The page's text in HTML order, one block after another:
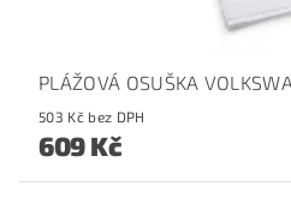
PLÁŽOVÁ OSUŠKA
503 Kč bez DPH
609 Kč